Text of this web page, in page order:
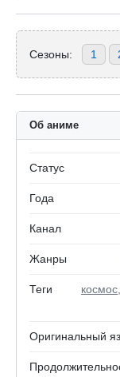
Сезоны: 1
Об аниме
Статус
Года
Канал
Жанры
Теги космос
Оригинальный